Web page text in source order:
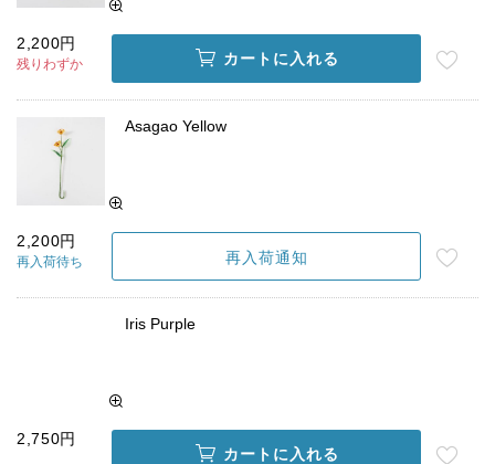
2,200円
残りわずか カートに入れる
Asagao Yellow
2,200円
再入荷待ち 再入荷通知
Iris Purple
2,750円
カートに入れる